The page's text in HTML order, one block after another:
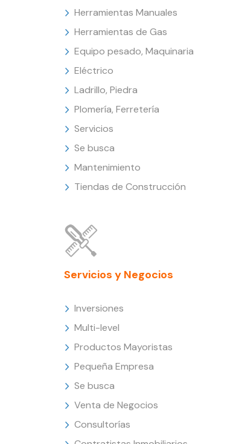
Herramientas Manuales
Herramientas de Gas
Equipo pesado, Maquinaria
Eléctrico
Ladrillo, Piedra
Plomería, Ferretería
Servicios
Se busca
Mantenimiento
Tiendas de Construcción
Servicios y Negocios
Inversiones
Multi-level
Productos Mayoristas
Pequeña Empresa
Se busca
Venta de Negocios
Consultorías